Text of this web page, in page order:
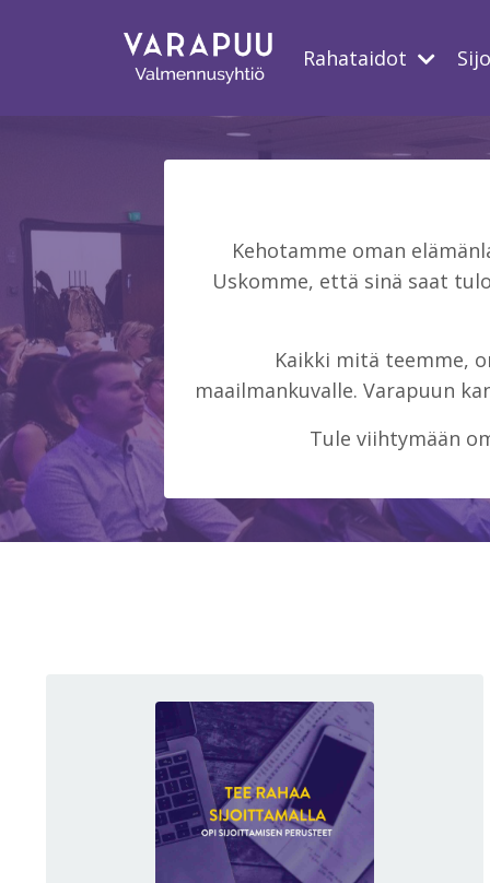
Rahataidot
Kehotamme oman
Uskomme, että sinä saat
Kaikki mitä teemme,
maailmankuvalle. Varapuun
Tule viihtymään